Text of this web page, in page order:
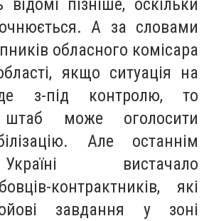
А за словами
обласного комісара
якщо ситуація на
з-під контролю, то
штаб може оголосити
Але останнім
вистачало
контрактників, які
завдання у зоні